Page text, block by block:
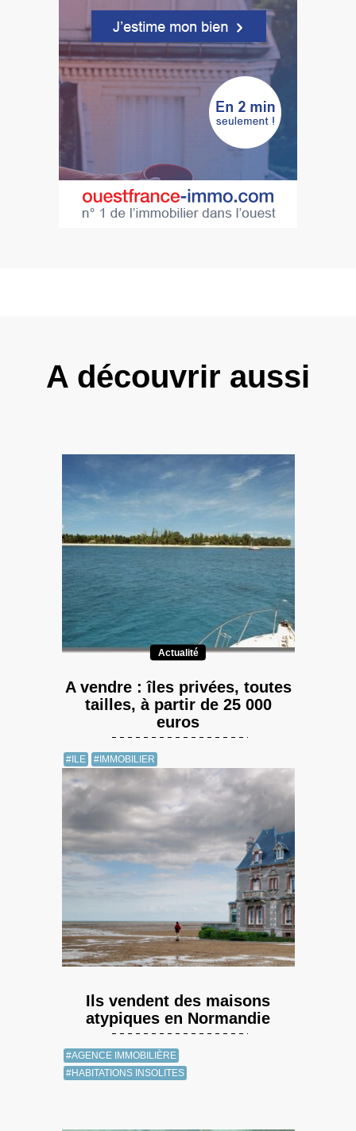
A découvrir aussi
Actualité
A vendre : îles privées, toutes
tailles, à partir de 25 000
euros
#ILE #IMMOBILIER
Ils vendent des maisons
atypiques en Normandie
#AGENCE IMMOBILIÈRE
#HABITATIONS INSOLITES